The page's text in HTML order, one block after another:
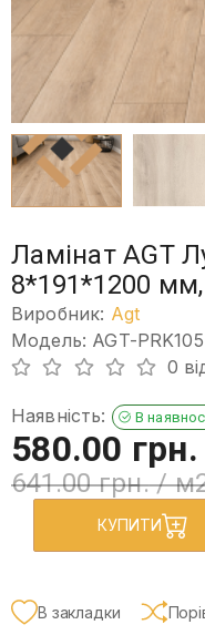
Ламінат AGT
8*191*1200
Виробник: Agt
Модель: AGT-PRK105
0
Наявність: В
580.00 грн.
641.00 грн./
КУПИТИ
В закладки